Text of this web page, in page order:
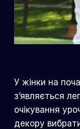
У жінки на
з’являється
очікування
декору